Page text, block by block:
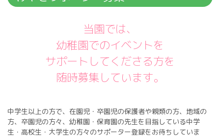
当園では、
幼稚園でのイベントを
サポートしてくださる方を
随時募集しています。
中学生以上の方で、在園児・卒園児の保護者や親類の方、地域の
方、卒園児の方々、幼稚園・保育園の先生を目指している中学
生・高校生・大学生の方々のサポーター登録をお待ちしていま